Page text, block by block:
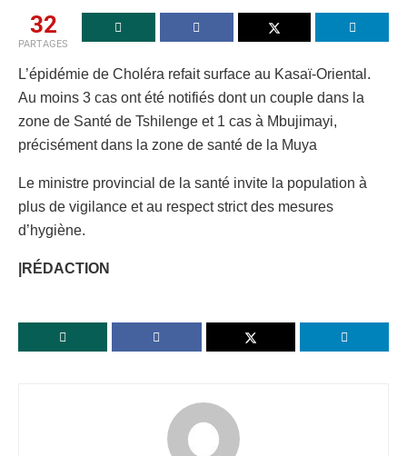
32
PARTAGES
L’épidémie de Choléra refait surface au Kasaï-Oriental.
Au moins 3 cas ont été notifiés dont un couple dans la
zone de Santé de Tshilenge et 1 cas à Mbujimayi,
précisément dans la zone de santé de la Muya
Le ministre provincial de la santé invite la population à
plus de vigilance et au respect strict des mesures
d’hygiène.
|RÉDACTION